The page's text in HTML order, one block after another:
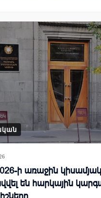
ի առաջին
են հարկային